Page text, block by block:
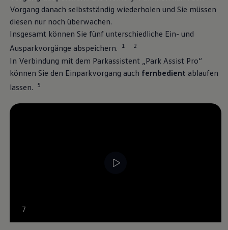
Über Ihr Auto
Vorgängermodelle
Kundeninformationen
Volkswagen Kundenbetreuung
Warn- und Kontrollleuchten
Assistenzsysteme
Digitale Betriebsanleitung
Live Beratung
Magazin
Familie
Vorgang danach selbstständig wiederholen und Sie müssen
diesen nur noch überwachen.
Insgesamt können Sie fünf unterschiedliche Ein- und
Ausparkvorgänge abspeichern.
1 2
In Verbindung mit dem Parkassistent „Park Assist Pro“
können Sie den Einparkvorgang auch fernbedient ablaufen
lassen.
5
7